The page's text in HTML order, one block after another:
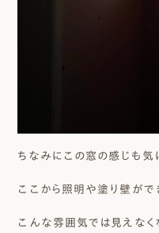
ちなみにこの窓の感じも気
ここから照明や塗り壁がで
こんな雰囲気では見えなく